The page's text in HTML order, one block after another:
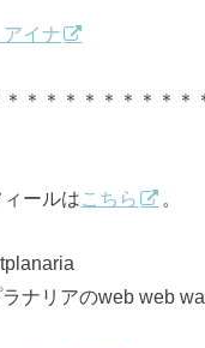
イナ
＊＊＊＊＊＊＊＊＊
ールはこちら 。
ナリアのweb web